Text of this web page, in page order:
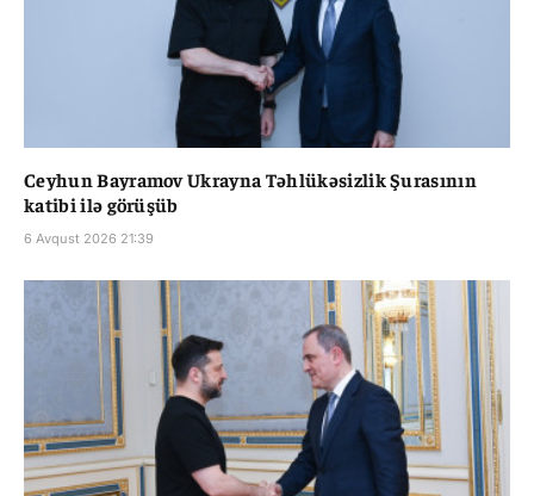
Ceyhun Bayramov Ukrayna Təhlükəsizlik Şurasının
katibi ilə görüşüb
6 Avqust 2026 21:39